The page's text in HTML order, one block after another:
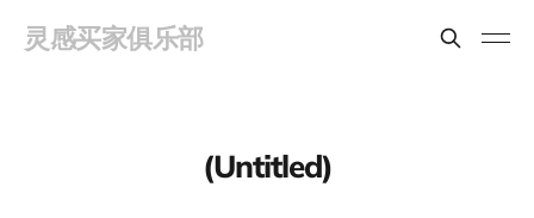
灵感买家俱乐部
(Untitled)